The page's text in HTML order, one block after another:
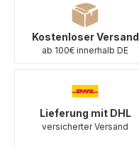
Kostenloser Versand
ab 100€ innerhalb DE
Lieferung mit DHL
versicherter Versand